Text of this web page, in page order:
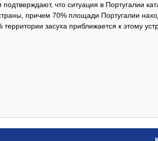
подтверждают, что ситуация в Португалии
причем 70% площади Португалии
засуха приближается к этому